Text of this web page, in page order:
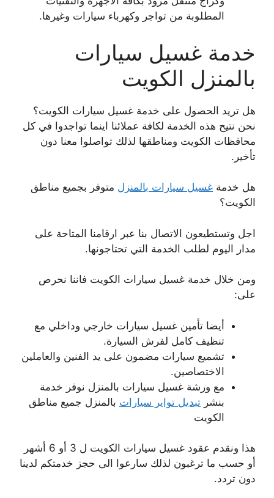
المطلوبة من تواجر وكهرباء سيارات وغيرها.
خدمة غسيل سيارات
بالمنزل الكويت
هل تريد الحصول على خدمة غسيل سيارات الكويت؟
نحن نتيح هذه الخدمة لكافة عملائنا اينما تواجدوا في كل
محافظات الكويت ومناطقها لذلك تواصلوا معنا دون
تأخير.
هل خدمة غسيل سيارات بالمنزل متوفر بجميع مناطق
الكويت؟
اجل وتستطيعون الاتصال بنا عبر ارقامنا المتاحة على
مدار اليوم لطلب الخدمة التي تحتاجونها.
ومن خلال خدمة غسيل سيارات الكويت فاننا نحرص
على:
أيضا تأمين غسيل سيارات خارجي وداخلي مع
تنظيف كامل لفرش السيارة.
تشميع سيارات مضمون على يد الفنين والعاملين
الاختصاصين.
مع ورشة غسيل سيارات بالمنزل نوفر خدمة
بنشر تبديل تواير سيارات بالمنزل جميع مناطق
الكويت
هذا ونقدم عقود غسيل سيارات الكويت ل 3 أو 6 أشهر
أو حسب ما ترغبون لذلك سارعوا الى حجز خدمتكم لدينا
دون تردد.